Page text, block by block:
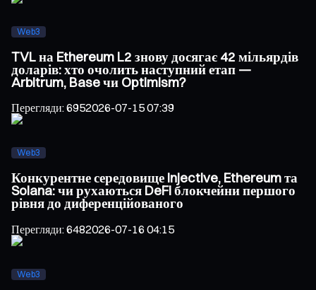
Web3
TVL на Ethereum L2 знову досягає 42 мільярдів
доларів: хто очолить наступний етап —
Arbitrum, Base чи Optimism?
Перегляди:6952026-07-15 07:39
Web3
Конкурентне середовище Injective, Ethereum та
Solana: чи рухаються DeFi блокчейни першого
рівня до диференційованого
Перегляди:6482026-07-16 04:15
Web3